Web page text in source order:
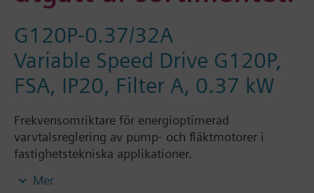
G120P-0.37/32A
Variable Speed Drive G120P,
FSA, IP20, Filter A, 0.37 kW
Frekvensomriktare för energioptimerad
varvtalsreglering av pump- och fläktmotorer i
fastighetstekniska applikationer.
Ytterligare information
Mer